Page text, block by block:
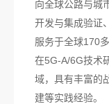
向全球公路与城
开发与集成验证
服务于全球170
在5G-A/6G技术
域，具有丰富的
建等实践经验。